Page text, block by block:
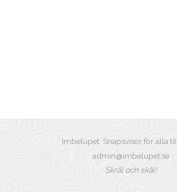
Imbelupet. Snapsvisor för alla
admin@imbelupet.se
Skrål och skål!